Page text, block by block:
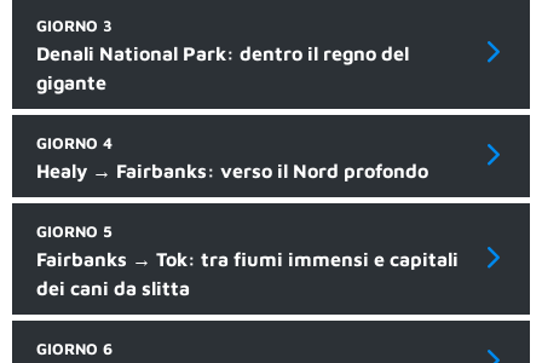
GIORNO 3
Denali National Park: dentro il regno del
gigante
GIORNO 4
Healy → Fairbanks: verso il Nord profondo
GIORNO 5
Fairbanks → Tok: tra fiumi immensi e capitali
dei cani da slitta
GIORNO 6